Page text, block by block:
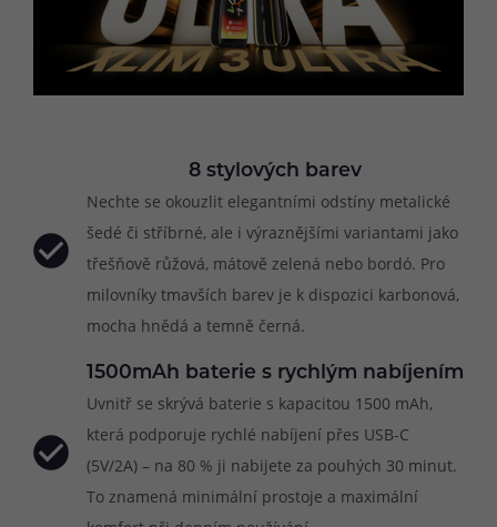
8 stylových barev
Nechte se okouzlit elegantními odstíny metalické
šedé či stříbrné, ale i výraznějšími variantami jako
třešňově růžová, mátově zelená nebo bordó. Pro
milovníky tmavších barev je k dispozici karbonová,
mocha hnědá a temně černá.
1500mAh baterie s rychlým nabíjením
Uvnitř se skrývá baterie s kapacitou 1500 mAh,
která podporuje rychlé nabíjení přes USB-C
(5V/2A) – na 80 % ji nabijete za pouhých 30 minut.
To znamená minimální prostoje a maximální